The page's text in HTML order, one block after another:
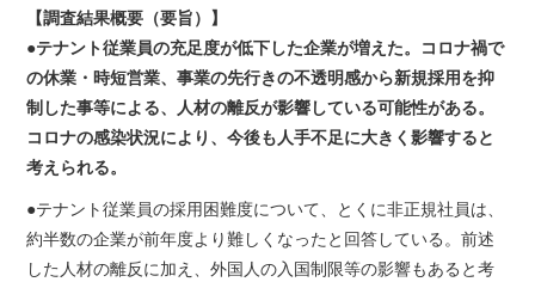
【調査結果概要（要旨）】
●テナント従業員の充足度が低下した企業が増えた。コロナ禍で
の休業・時短営業、事業の先行きの不透明感から新規採用を抑
制した事等による、人材の離反が影響している可能性がある。
コロナの感染状況により、今後も人手不足に大きく影響すると
考えられる。
●テナント従業員の採用困難度について、とくに非正規社員は、
約半数の企業が前年度より難しくなったと回答している。前述
した人材の離反に加え、外国人の入国制限等の影響もあると考